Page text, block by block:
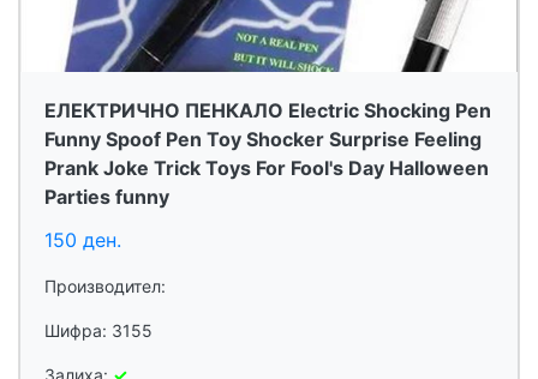
ЕЛЕКТРИЧНО ПЕНКАЛО Electric Shocking Pen
Funny Spoof Pen Toy Shocker Surprise Feeling
Prank Joke Trick Toys For Fool's Day Halloween
Parties funny
150 ден.
Производител:
Шифра: 3155
Залиха: ✓